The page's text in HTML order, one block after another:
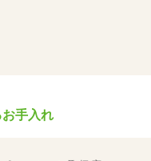
手入れ